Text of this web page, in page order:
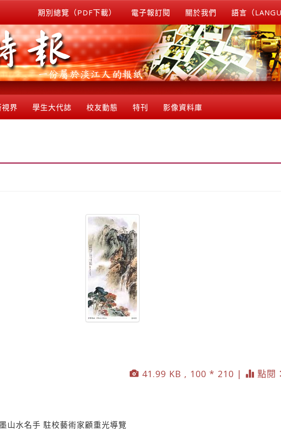
期別總覽（PDF下載） 電子報訂閱 關於我們 語言（
界 學生大代誌 校友動態 特刊 影像資料庫
41.99 KB , 100 * 210 |
點閱
山水名手 駐校藝術家顧重光導覽